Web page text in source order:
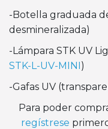
-Botella graduada
desmineralizada)
-Lámpara STK UV
STK-L-UV-MINI)
-Gafas UV
Para poder
regístrese